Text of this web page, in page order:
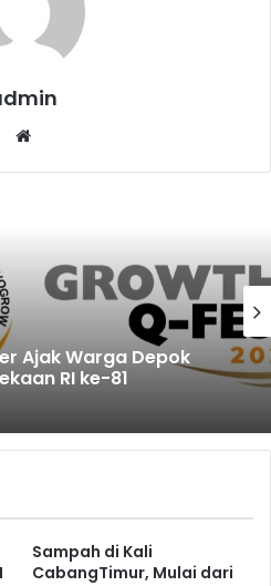
Ajak Warga Depok
RI ke-81
Sampah di Kali
CabangTimur, Mulai dari